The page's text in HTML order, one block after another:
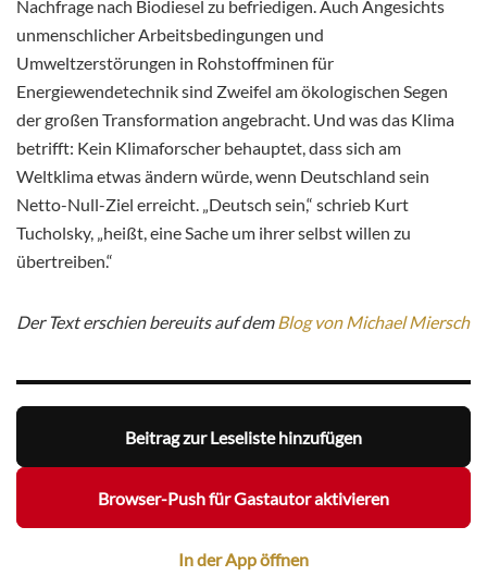
Nachfrage nach Biodiesel zu befriedigen. Auch Angesichts
unmenschlicher Arbeitsbedingungen und
Umweltzerstörungen in Rohstoffminen für
Energiewendetechnik sind Zweifel am ökologischen Segen
der großen Transformation angebracht. Und was das Klima
betrifft: Kein Klimaforscher behauptet, dass sich am
Weltklima etwas ändern würde, wenn Deutschland sein
Netto-Null-Ziel erreicht. „Deutsch sein,“ schrieb Kurt
Tucholsky, „heißt, eine Sache um ihrer selbst willen zu
übertreiben.“
Der Text erschien bereuits auf demBlog von Michael Miersch
Beitrag zur Leseliste hinzufügen
Browser-Push für Gastautor aktivieren
In der App öffnen